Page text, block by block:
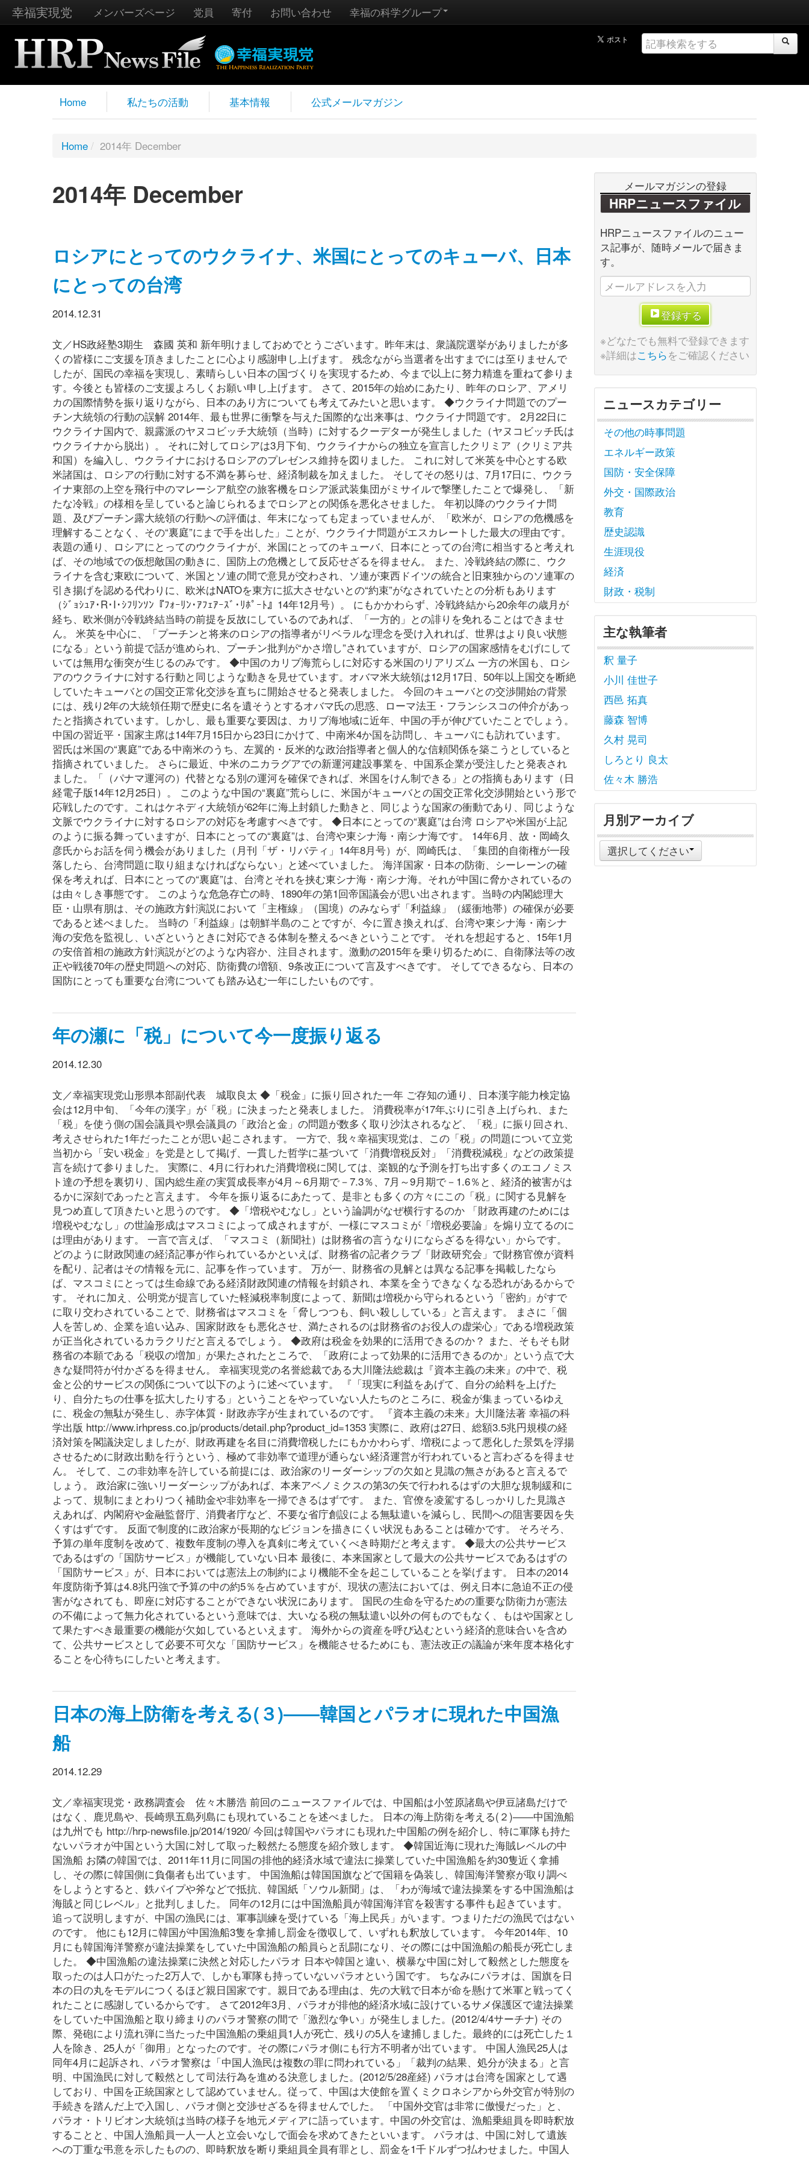
幸福実現党 メンバーズページ 党員 寄付 お問い合わせ 幸福の科学グループ
Home 私たちの活動 基本情報 公式メールマガジン
Home / 2014年 December
2014年 December
ロシアにとってのウクライナ、米国にとってのキューバ、日本
にとっての台湾
2014.12.31
文／HS政経塾3期生 森國 英和 新年明けましておめでとうございます。昨年末は、衆議院選挙がありましたが多
くの皆様にご支援を頂きましたことに心より感謝申し上げます。 残念ながら当選者を出すまでには至りませんで
したが、国民の幸福を実現し、素晴らしい日本の国づくりを実現するため、今まで以上に努力精進を重ねて参りま
す。今後とも皆様のご支援よろしくお願い申し上げます。 さて、2015年の始めにあたり、昨年のロシア、アメリ
カの国際情勢を振り返りながら、日本のあり方についても考えてみたいと思います。 ◆ウクライナ問題でのプー
チン大統領の行動の誤解 2014年、最も世界に衝撃を与えた国際的な出来事は、ウクライナ問題です。 2月22日に
ウクライナ国内で、親露派のヤヌコビッチ大統領（当時）に対するクーデターが発生しました（ヤヌコビッチ氏は
ウクライナから脱出）。 それに対してロシアは3月下旬、ウクライナからの独立を宣言したクリミア（クリミア共
和国）を編入し、ウクライナにおけるロシアのプレゼンス維持を図りました。 これに対して米英を中心とする欧
米諸国は、ロシアの行動に対する不満を募らせ、経済制裁を加えました。 そしてその怒りは、7月17日に、ウクラ
イナ東部の上空を飛行中のマレーシア航空の旅客機をロシア派武装集団がミサイルで撃墜したことで爆発し、「新
たな冷戦」の様相を呈していると論じられるまでロシアとの関係を悪化させました。 年初以降のウクライナ問
題、及びプーチン露大統領の行動への評価は、年末になっても定まっていませんが、「欧米が、ロシアの危機感を
理解することなく、その“裏庭”にまで手を出した」ことが、ウクライナ問題がエスカレートした最大の理由です。
表題の通り、ロシアにとってのウクライナが、米国にとってのキューバ、日本にとっての台湾に相当すると考えれ
ば、その地域での仮想敵国の動きに、国防上の危機として反応せざるを得ません。 また、冷戦終結の際に、ウク
ライナを含む東欧について、米国とソ連の間で意見が交わされ、ソ連が東西ドイツの統合と旧東独からのソ連軍の
引き揚げを認める代わりに、欧米はNATOを東方に拡大させないとの“約束”がなされていたとの分析もあります
（ｼﾞｮｼｭｱ･R･I･ｼﾌﾘﾝｿﾝ『ﾌｫｰﾘﾝ･ｱﾌｪｱｰｽﾞ･ﾘﾎﾟｰﾄ』14年12月号）。 にもかかわらず、冷戦終結から20余年の歳月が
経ち、欧米側が冷戦終結当時の前提を反故にしているのであれば、「一方的」との誹りを免れることはできませ
ん。 米英を中心に、「プーチンと将来のロシアの指導者がリベラルな理念を受け入れれば、世界はより良い状態
になる」という前提で話が進められ、プーチン批判が“かさ増し”されていますが、ロシアの国家感情をむげにして
いては無用な衝突が生じるのみです。 ◆中国のカリブ海荒らしに対応する米国のリアリズム 一方の米国も、ロシ
アのウクライナに対する行動と同じような動きを見せています。オバマ米大統領は12月17日、50年以上国交を断絶
していたキューバとの国交正常化交渉を直ちに開始させると発表しました。 今回のキューバとの交渉開始の背景
には、残り2年の大統領任期で歴史に名を遺そうとするオバマ氏の思惑、ローマ法王・フランシスコの仲介があっ
たと指摘されています。しかし、最も重要な要因は、カリブ海地域に近年、中国の手が伸びていたことでしょう。
中国の習近平・国家主席は14年7月15日から23日にかけて、中南米4か国を訪問し、キューバにも訪れています。
習氏は米国の“裏庭”である中南米のうち、左翼的・反米的な政治指導者と個人的な信頼関係を築こうとしていると
指摘されていました。 さらに最近、中米のニカラグアでの新運河建設事業を、中国系企業が受注したと発表され
ました。「（パナマ運河の）代替となる別の運河を確保できれば、米国をけん制できる」との指摘もあります（日
経電子版14年12月25日）。 このような中国の“裏庭”荒らしに、米国がキューバとの国交正常化交渉開始という形で
応戦したのです。これはケネディ大統領が62年に海上封鎖した動きと、同じような国家の衝動であり、同じような
文脈でウクライナに対するロシアの対応を考慮すべきです。 ◆日本にとっての“裏庭”は台湾 ロシアや米国が上記
のように振る舞っていますが、日本にとっての“裏庭”は、台湾や東シナ海・南シナ海です。 14年6月、故・岡崎久
彦氏からお話を伺う機会がありました（月刊「ザ・リバティ」14年8月号）が、岡崎氏は、「集団的自衛権が一段
落したら、台湾問題に取り組まなければならない」と述べていました。 海洋国家・日本の防衛、シーレーンの確
保を考えれば、日本にとっての“裏庭”は、台湾とそれを挟む東シナ海・南シナ海。それが中国に脅かされているの
は由々しき事態です。 このような危急存亡の時、1890年の第1回帝国議会が思い出されます。当時の内閣総理大
臣・山県有朋は、その施政方針演説において「主権線」（国境）のみならず「利益線」（緩衝地帯）の確保が必要
であると述べました。 当時の「利益線」は朝鮮半島のことですが、今に置き換えれば、台湾や東シナ海・南シナ
海の安危を監視し、いざというときに対応できる体制を整えるべきということです。 それを想起すると、15年1月
の安倍首相の施政方針演説がどのような内容か、注目されます。激動の2015年を乗り切るために、自衛隊法等の改
正や戦後70年の歴史問題への対応、防衛費の増額、9条改正について言及すべきです。 そしてできるなら、日本の
国防にとっても重要な台湾についても踏み込む一年にしたいものです。
年の瀬に「税」について今一度振り返る
2014.12.30
文／幸福実現党山形県本部副代表 城取良太 ◆「税金」に振り回された一年 ご存知の通り、日本漢字能力検定協
会は12月中旬、「今年の漢字」が「税」に決まったと発表しました。 消費税率が17年ぶりに引き上げられ、また
「税」を使う側の国会議員や県会議員の「政治と金」の問題が数多く取り沙汰されるなど、「税」に振り回され、
考えさせられた1年だったことが思い起こされます。 一方で、我々幸福実現党は、この「税」の問題について立党
当初から「安い税金」を党是として掲げ、一貫した哲学に基づいて「消費増税反対」「消費税減税」などの政策提
言を続けて参りました。 実際に、4月に行われた消費増税に関しては、楽観的な予測を打ち出す多くのエコノミス
ト達の予想を裏切り、国内総生産の実質成長率が4月～6月期で－7.3％、7月～9月期で－1.6％と、経済的被害がは
るかに深刻であったと言えます。 今年を振り返るにあたって、是非とも多くの方々にこの「税」に関する見解を
見つめ直して頂きたいと思うのです。 ◆「増税やむなし」という論調がなぜ横行するのか 「財政再建のためには
増税やむなし」の世論形成はマスコミによって成されますが、一様にマスコミが「増税必要論」を煽り立てるのに
は理由があります。 一言で言えば、「マスコミ（新聞社）は財務省の言うなりにならざるを得ない」からです。
どのように財政関連の経済記事が作られているかといえば、財務省の記者クラブ「財政研究会」で財務官僚が資料
を配り、記者はその情報を元に、記事を作っています。 万が一、財務省の見解とは異なる記事を掲載したなら
ば、マスコミにとっては生命線である経済財政関連の情報を封鎖され、本業を全うできなくなる恐れがあるからで
す。 それに加え、公明党が提言していた軽減税率制度によって、新聞は増税から守られるという「密約」がすで
に取り交わされていることで、財務省はマスコミを「脅しつつも、飼い殺ししている」と言えます。 まさに「個
人を苦しめ、企業を追い込み、国家財政をも悪化させ、満たされるのは財務省のお役人の虚栄心」である増税政策
が正当化されているカラクリだと言えるでしょう。 ◆政府は税金を効果的に活用できるのか？ また、そもそも財
務省の本願である「税収の増加」が果たされたところで、「政府によって効果的に活用できるのか」という点で大
きな疑問符が付かざるを得ません。 幸福実現党の名誉総裁である大川隆法総裁は『資本主義の未来』の中で、税
金と公的サービスの関係について以下のように述べています。 『「現実に利益をあげて、自分の給料を上げた
り、自分たちの仕事を拡大したりする」ということをやっていない人たちのところに、税金が集まっているゆえ
に、税金の無駄が発生し、赤字体質・財政赤字が生まれているのです。 『資本主義の未来』大川隆法著 幸福の科
学出版 http://www.irhpress.co.jp/products/detail.php?product_id=1353 実際に、政府は27日、総額3.5兆円規模の経
済対策を閣議決定しましたが、財政再建を名目に消費増税したにもかかわらず、増税によって悪化した景気を浮揚
させるために財政出動を行うという、極めて非効率で道理が通らない経済運営が行われていると言わざるを得ませ
ん。 そして、この非効率を許している前提には、政治家のリーダーシップの欠如と見識の無さがあると言えるで
しょう。 政治家に強いリーダーシップがあれば、本来アベノミクスの第3の矢で行われるはずの大胆な規制緩和に
よって、規制にまとわりつく補助金や非効率を一掃できるはずです。 また、官僚を凌駕するしっかりした見識さ
えあれば、内閣府や金融監督庁、消費者庁など、不要な省庁創設による無駄遣いを減らし、民間への阻害要因を失
くすはずです。 反面で制度的に政治家が長期的なビジョンを描きにくい状況もあることは確かです。 そろそろ、
予算の単年度制を改めて、複数年度制の導入を真剣に考えていくべき時期だと考えます。 ◆最大の公共サービス
であるはずの「国防サービス」が機能していない日本 最後に、本来国家として最大の公共サービスであるはずの
「国防サービス」が、日本においては憲法上の制約により機能不全を起こしていることを挙げます。 日本の2014
年度防衛予算は4.8兆円強で予算の中の約5％を占めていますが、現状の憲法においては、例え日本に急迫不正の侵
害がなされても、即座に対応することができない状況にあります。 国民の生命を守るための重要な防衛力が憲法
の不備によって無力化されているという意味では、大いなる税の無駄遣い以外の何ものでもなく、もはや国家とし
て果たすべき最重要の機能が欠如しているといえます。 海外からの資産を呼び込むという経済的意味合いを含め
て、公共サービスとして必要不可欠な「国防サービス」を機能させるためにも、憲法改正の議論が来年度本格化す
ることを心待ちにしたいと考えます。
日本の海上防衛を考える(３)――韓国とパラオに現れた中国漁
船
2014.12.29
文／幸福実現党・政務調査会 佐々木勝浩 前回のニュースファイルでは、中国船は小笠原諸島や伊豆諸島だけで
はなく、鹿児島や、長崎県五島列島にも現れていることを述べました。 日本の海上防衛を考える(２)――中国漁船
は九州でも http://hrp-newsfile.jp/2014/1920/ 今回は韓国やパラオにも現れた中国船の例を紹介し、特に軍隊も持た
ないパラオが中国という大国に対して取った毅然たる態度を紹介致します。 ◆韓国近海に現れた海賊レベルの中
国漁船 お隣の韓国では、2011年11月に同国の排他的経済水域で違法に操業していた中国漁船を約30隻近く拿捕
し、その際に韓国側に負傷者も出ています。 中国漁船は韓国国旗などで国籍を偽装し、韓国海洋警察が取り調べ
をしようとすると、鉄パイプや斧などで抵抗、韓国紙「ソウル新聞」は、「わが海域で違法操業をする中国漁船は
海賊と同じレベル」と批判しました。 同年の12月には中国漁船員が韓国海洋官を殺害する事件も起きています。
追って説明しますが、中国の漁民には、軍事訓練を受けている「海上民兵」がいます。つまりただの漁民ではない
のです。 他にも12月に韓国が中国漁船3隻を拿捕し罰金を徴収して、いずれも釈放しています。 今年2014年、10
月にも韓国海洋警察が違法操業をしていた中国漁船の船員らと乱闘になり、その際には中国漁船の船長が死亡しま
した。 ◆中国漁船の違法操業に決然と対応したパラオ 日本や韓国と違い、横暴な中国に対して毅然とした態度を
取ったのは人口がたった2万人で、しかも軍隊も持っていないパラオという国です。 ちなみにパラオは、国旗を日
本の日の丸をモデルにつくるほど親日国家です。親日である理由は、先の大戦で日本が命を懸けて米軍と戦ってく
れたことに感謝しているからです。 さて2012年3月、パラオが排他的経済水域に設けているサメ保護区で違法操業
をしていた中国漁船と取り締まりのパラオ警察の間で「激烈な争い」が発生しました。(2012/4/4サーチナ) その
際、発砲により流れ弾に当たった中国漁船の乗組員1人が死亡、残りの5人を逮捕しました。最終的には死亡した１
人を除き、25人が「御用」となったのです。その際にパラオ側にも行方不明者が出ています。 中国人漁民25人は
同年4月に起訴され、パラオ警察は「中国人漁民は複数の罪に問われている」「裁判の結果、処分が決まる」と言
明、中国漁民に対して毅然として司法行為を進める決意しました。(2012/5/28産経) パラオは台湾を国家として遇
しており、中国を正統国家として認めていません。従って、中国は大使館を置くミクロネシアから外交官が特別の
手続きを踏んだ上で入国し、パラオ側と交渉せざるを得ませんでした。 「中国外交官は非常に傲慢だった」と、
パラオ・トリビオン大統領は当時の様子を地元メディアに語っています。中国の外交官は、漁船乗組員を即時釈放
することと、中国人漁船員一人一人と立会いなしで面会を求めてきたといいます。 パラオは、中国に対して遺族
への丁重な弔意を示したものの、即時釈放を断り乗組員全員有罪とし、罰金を1千ドルずつ払わせました。中国人
メールマガジンの登録
HRPニュースファイル
HRPニュースファイルのニュー
ス記事が、随時メールで届きま
す。
登録する
※どなたでも無料で登録できます
※詳細はこちらをご確認ください
ニュースカテゴリー
その他の時事問題
エネルギー政策
国防・安全保障
外交・国際政治
教育
歴史認識
生涯現役
経済
財政・税制
主な執筆者
釈 量子
小川 佳世子
西邑 拓真
藤森 智博
久村 晃司
しろとり 良太
佐々木 勝浩
月別アーカイブ
選択してください